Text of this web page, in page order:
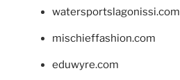
watersportslagonissi.com
mischieffashion.com
eduwyre.com